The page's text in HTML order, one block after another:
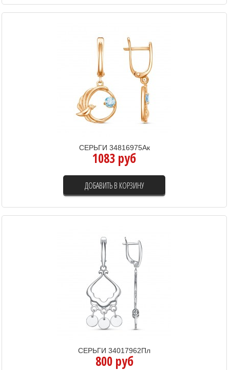
СЕРЬГИ 34816975Ак
1083 руб
ДОБАВИТЬ В КОРЗИНУ
СЕРЬГИ 34017962Пл
800 руб